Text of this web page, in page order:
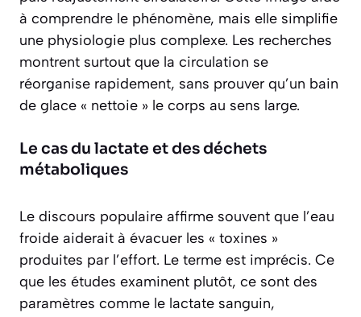
à comprendre le phénomène, mais elle simplifie
une physiologie plus complexe. Les recherches
montrent surtout que la circulation se
réorganise rapidement, sans prouver qu’un bain
de glace « nettoie » le corps au sens large.
Le cas du lactate et des déchets
métaboliques
Le discours populaire affirme souvent que l’eau
froide aiderait à évacuer les « toxines »
produites par l’effort. Le terme est imprécis. Ce
que les études examinent plutôt, ce sont des
paramètres comme le lactate sanguin,